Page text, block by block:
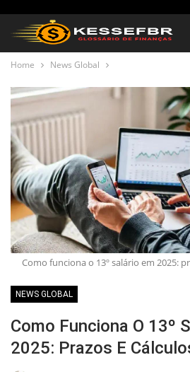
Home News Global
Como funciona o 13º salário em 2025:
NEWS GLOBAL
Como Funciona O 13º
2025: Prazos E